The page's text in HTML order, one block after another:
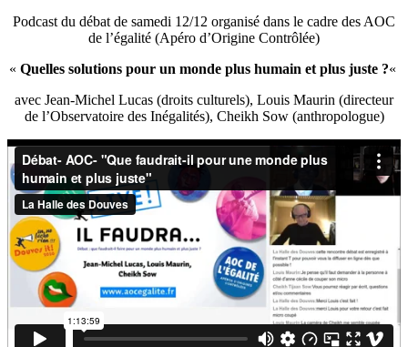
Podcast du débat de samedi 12/12 organisé dans le cadre des AOC
de l’égalité (Apéro d’Origine Contrôlée)
« Quelles solutions pour un monde plus humain et plus juste ?«
avec Jean-Michel Lucas (droits culturels), Louis Maurin (directeur
de l’Observatoire des Inégalités), Cheikh Sow (anthropologue)